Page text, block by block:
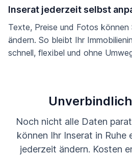
Inserat jederzeit selbst
Texte, Preise und Fotos können
ändern. So bleibt Ihr
schnell, flexibel und ohne
Noch nicht alle Daten
können Ihr Inserat in Ruhe
jederzeit ändern. Kosten